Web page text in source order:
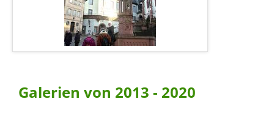
Galerien von 2013 - 2020